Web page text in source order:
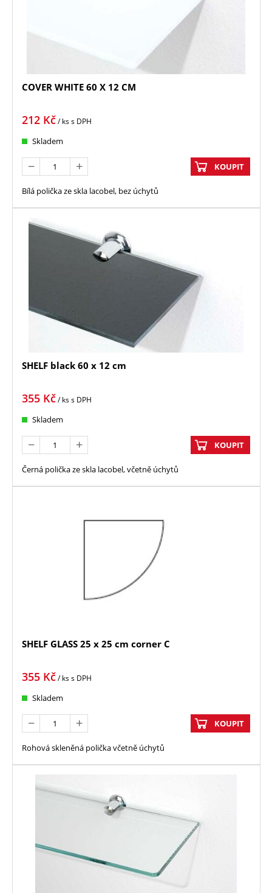
COVER WHITE 60 X 12 CM
212 Kč/ kss DPH
Skladem
KOUPIT
Bílá polička ze skla lacobel, bez úchytů
SHELF black 60 x 12 cm
355 Kč/ kss DPH
Skladem
KOUPIT
Černá polička ze skla lacobel, včetně úchytů
SHELF GLASS 25 x 25 cm corner C
355 Kč/ kss DPH
Skladem
KOUPIT
Rohová skleněná polička včetně úchytů